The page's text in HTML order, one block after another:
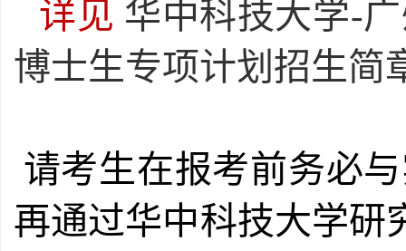
详见 华中科技大学-
博士生专项计划招生简
请考生在报考前务必
再通过华中科技大学研